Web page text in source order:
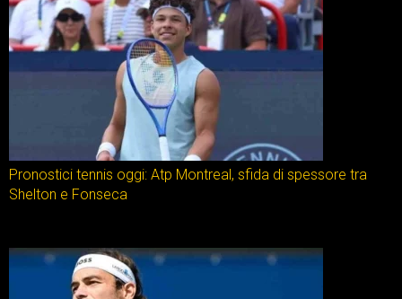
Pronostici tennis oggi: Atp Montreal, sfida di spessore tra
Shelton e Fonseca